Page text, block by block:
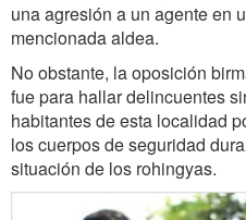
una agresión a un agente en
mencionada aldea.
No obstante, la oposición
fue para hallar delincuentes
habitantes de esta localidad
los cuerpos de seguridad
situación de los rohingyas.